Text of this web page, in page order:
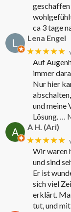
ca 3 tage
Lena Engel
★★★★★
Auf
immer
Nur hier
und meine
Lösung. …
A H. (Ari)
★★★★★
Wir waren
und sind
Er ist
sich viel
erklärt.
tut, und